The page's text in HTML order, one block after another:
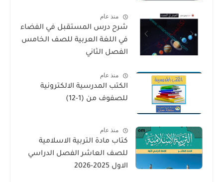
منذ عام
شرح درس المستقبل في الفضاء
في اللغة العربية للصف الخامس
الفصل الثاني
منذ عام
الكتب المدرسية الالكترونية
للصفوف من (1-12)
منذ عام
كتاب مادة التربية الاسلامية
للصف العاشر الفصل الدراسي
الاول 2025-2026